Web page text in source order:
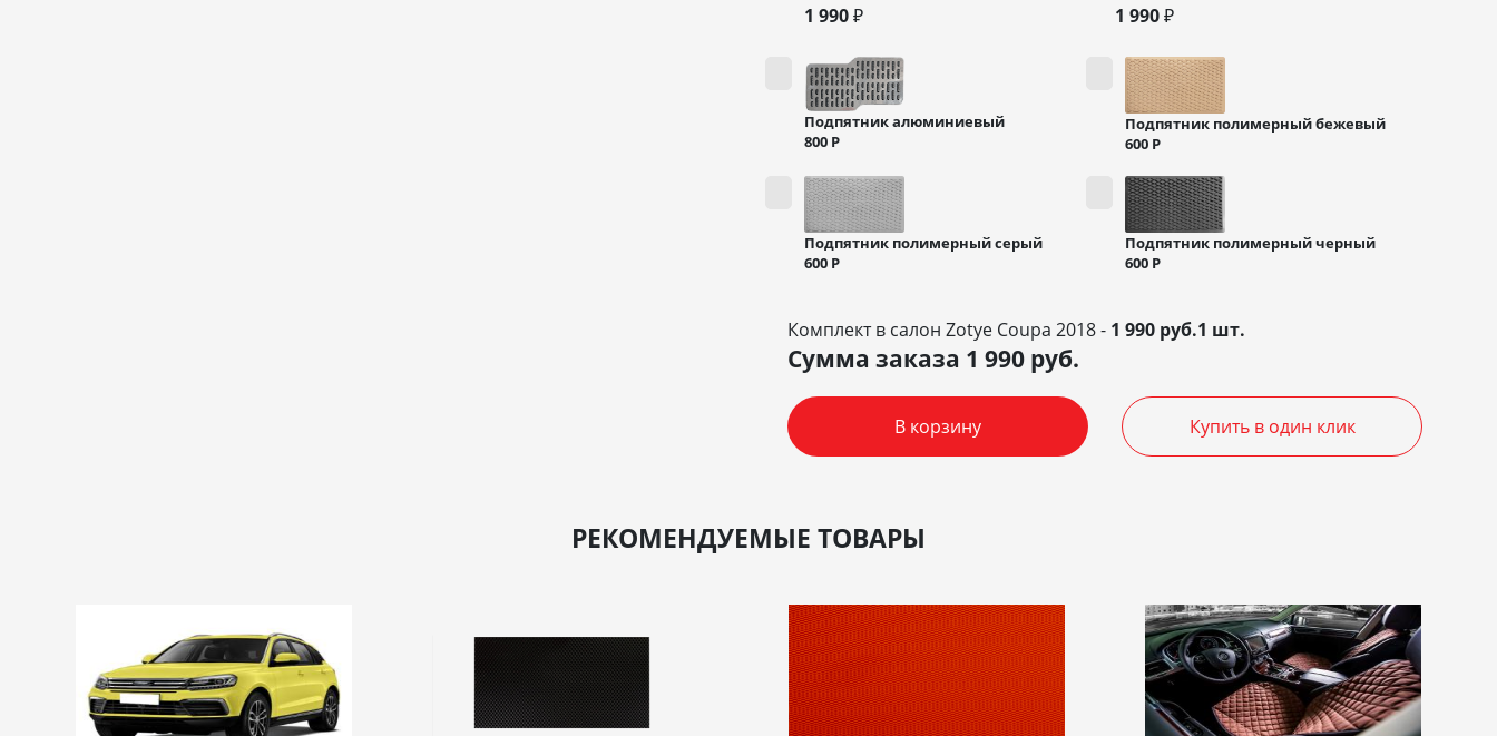
1 990 ₽
1 990 ₽
Подпятник алюминиевый
800 Р
Подпятник полимерный бежевый
600 Р
Подпятник полимерный серый
600 Р
Подпятник полимерный черный
600 Р
Комплект в салон Zotye Coupa 2018 - 1 990 руб.1 шт.
Сумма заказа 1 990 руб.
В корзину Купить в один клик
РЕКОМЕНДУЕМЫЕ ТОВАРЫ